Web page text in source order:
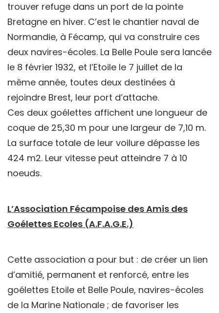
trouver refuge dans un port de la pointe
Bretagne en hiver. C’est le chantier naval de
Normandie, à Fécamp, qui va construire ces
deux navires-écoles. La Belle Poule sera lancée
le 8 février 1932, et l’Etoile le 7 juillet de la
même année, toutes deux destinées à
rejoindre Brest, leur port d’attache.
Ces deux goélettes affichent une longueur de
coque de 25,30 m pour une largeur de 7,10 m.
La surface totale de leur voilure dépasse les
424 m2. Leur vitesse peut atteindre 7 à 10
noeuds.
L’Association Fécampoise des Amis des
Goélettes Ecoles (A.F.A.G.E.)
Cette association a pour but : de créer un lien
d’amitié, permanent et renforcé, entre les
goélettes Etoile et Belle Poule, navires-écoles
de la Marine Nationale ; de favoriser les